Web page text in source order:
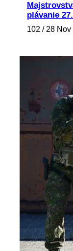
plávanie
102 / 28 Nov